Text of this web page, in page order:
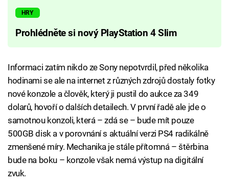
HRY
Prohlédněte si nový PlayStation 4 Slim
Informaci zatím nikdo ze Sony nepotvrdil, před několika
hodinami se ale na internet z různých zdrojů dostaly fotky
nové konzole a člověk, který ji pustil do aukce za 349
dolarů, hovoří o dalších detailech. V první řadě ale jde o
samotnou konzoli, která – zdá se – bude mít pouze
500GB disk a v porovnání s aktuální verzi PS4 radikálně
zmenšené míry. Mechanika je stále přítomná – štěrbina
bude na boku – konzole však nemá výstup na digitální
zvuk.